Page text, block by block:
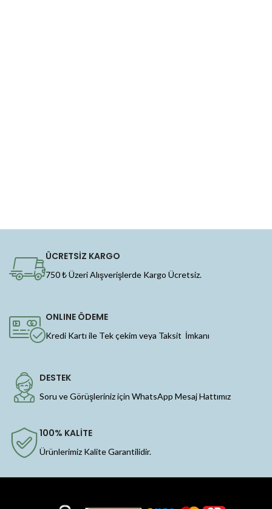
ÜCRETSİZ KARGO
750 ₺ Üzeri Alışverişlerde Kargo Ücretsiz.
ONLINE ÖDEME
Kredi Kartı ile Tek çekim veya Taksit İmkanı
DESTEK
Soru ve Görüşleriniz için WhatsApp Mesaj Hattımız
100% KALİTE
Ürünlerimiz Kalite Garantilidir.